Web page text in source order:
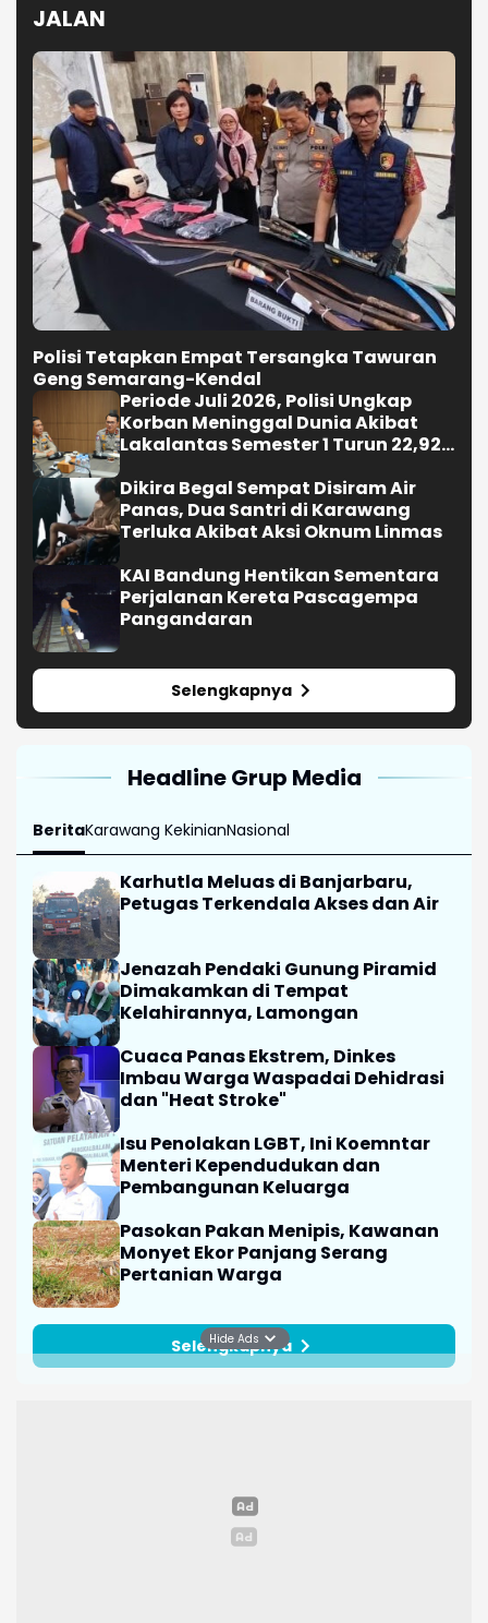
JALAN
Polisi Tetapkan Empat Tersangka Tawuran
Geng Semarang-Kendal
Periode Juli 2026, Polisi Ungkap
Korban Meninggal Dunia Akibat
Lakalantas Semester 1 Turun 22,92
Dikira Begal Sempat Disiram Air
Panas, Dua Santri di Karawang
Terluka Akibat Aksi Oknum Linmas
KAI Bandung Hentikan Sementara
Perjalanan Kereta Pascagempa
Pangandaran
Selengkapnya
Headline Grup Media
BeritaKarawang KekinianNasional
Karhutla Meluas di Banjarbaru,
Petugas Terkendala Akses dan Air
Jenazah Pendaki Gunung Piramid
Dimakamkan di Tempat
Kelahirannya, Lamongan
Cuaca Panas Ekstrem, Dinkes
Imbau Warga Waspadai Dehidrasi
dan "Heat Stroke"
Isu Penolakan LGBT, Ini Koemntar
Menteri Kependudukan dan
Pembangunan Keluarga
Pasokan Pakan Menipis, Kawanan
Monyet Ekor Panjang Serang
Pertanian Warga
Selengkapnya
Hide Ads